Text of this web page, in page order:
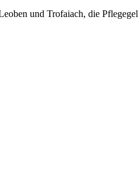
und Trofaiach, die